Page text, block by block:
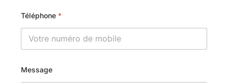
Téléphone *
Message